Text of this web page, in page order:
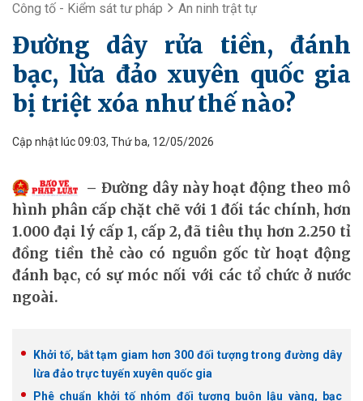
Công tố - Kiểm sát tư pháp An ninh trật tự
Đường dây rửa tiền, đánh
bạc, lừa đảo xuyên quốc gia
bị triệt xóa như thế nào?
Cập nhật lúc 09:03, Thứ ba, 12/05/2026
Đường dây này hoạt động theo mô
hình phân cấp chặt chẽ với 1 đối tác chính, hơn
1.000 đại lý cấp 1, cấp 2, đã tiêu thụ hơn 2.250 tỉ
đồng tiền thẻ cào có nguồn gốc từ hoạt động
đánh bạc, có sự móc nối với các tổ chức ở nước
ngoài.
Khởi tố, bắt tạm giam hơn 300 đối tượng trong đường dây
lừa đảo trực tuyến xuyên quốc gia
Phê chuẩn khởi tố nhóm đối tượng buôn lậu vàng, bạc